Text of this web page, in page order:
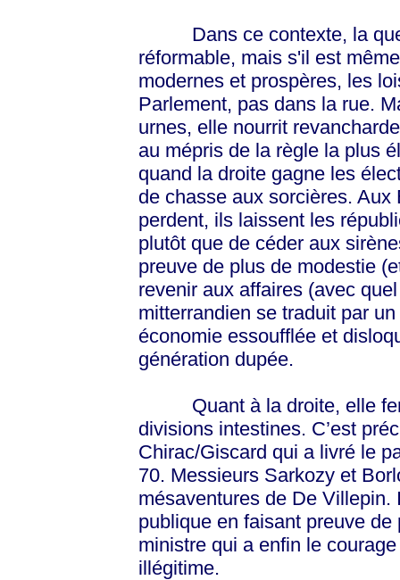
Dans ce contexte, la
réformable, mais s'il est
modernes et prospères, les
Parlement, pas dans la rue.
urnes, elle nourrit
au mépris de la règle la plus
quand la droite gagne les
de chasse aux sorcières.
perdent, ils laissent les
plutôt que de céder aux
preuve de plus de modestie
revenir aux affaires (avec
mitterrandien se traduit par
économie essoufflée et
génération dupée.
Quant à la droite, elle
divisions intestines. C’est
Chirac/Giscard qui a livré le
70. Messieurs Sarkozy et
mésaventures de De Villepin.
publique en faisant preuve
ministre qui a enfin le
illégitime.